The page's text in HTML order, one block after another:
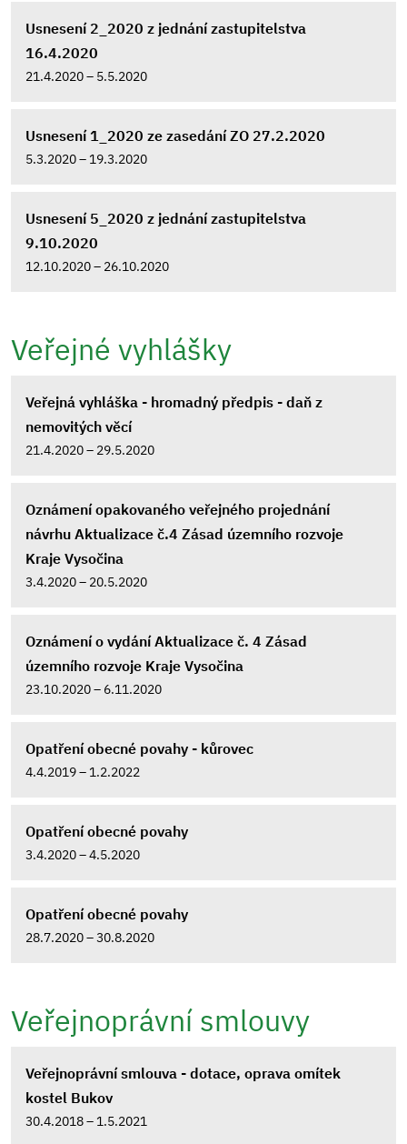
Usnesení 2_2020 z jednání zastupitelstva
16.4.2020
21.4.2020 – 5.5.2020
Usnesení 1_2020 ze zasedání ZO 27.2.2020
5.3.2020 – 19.3.2020
Usnesení 5_2020 z jednání zastupitelstva
9.10.2020
12.10.2020 – 26.10.2020
Veřejné vyhlášky
Veřejná vyhláška - hromadný předpis - daň z
nemovitých věcí
21.4.2020 – 29.5.2020
Oznámení opakovaného veřejného projednání
návrhu Aktualizace č.4 Zásad územního rozvoje
Kraje Vysočina
3.4.2020 – 20.5.2020
Oznámení o vydání Aktualizace č. 4 Zásad
územního rozvoje Kraje Vysočina
23.10.2020 – 6.11.2020
Opatření obecné povahy - kůrovec
4.4.2019 – 1.2.2022
Opatření obecné povahy
3.4.2020 – 4.5.2020
Opatření obecné povahy
28.7.2020 – 30.8.2020
Veřejnoprávní smlouvy
Veřejnoprávní smlouva - dotace, oprava omítek
kostel Bukov
30.4.2018 – 1.5.2021